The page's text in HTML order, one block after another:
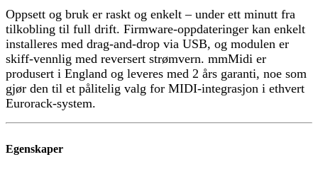
Oppsett og bruk er raskt og enkelt – under ett minutt fra
tilkobling til full drift. Firmware-oppdateringer kan enkelt
installeres med drag-and-drop via USB, og modulen er
skiff-vennlig med reversert strømvern. mmMidi er
produsert i England og leveres med 2 års garanti, noe som
gjør den til et pålitelig valg for MIDI-integrasjon i ethvert
Eurorack-system.
Egenskaper